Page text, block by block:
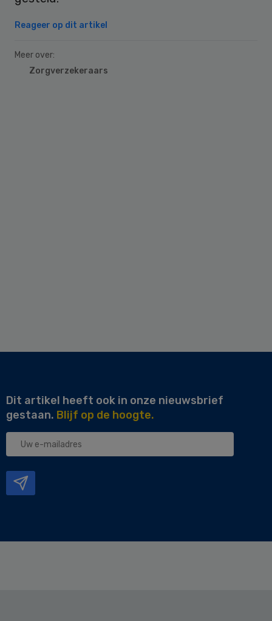
Reageer op dit artikel
Meer over:
Zorgverzekeraars
Dit artikel heeft ook in onze nieuwsbrief
gestaan. Blijf op de hoogte.
Uw